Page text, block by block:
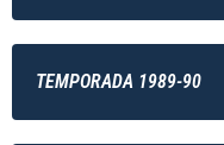
TEMPORADA 1989-90